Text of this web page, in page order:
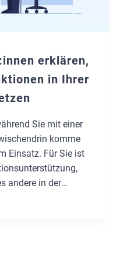
erklären,
in Ihrer
Sie mit einer
komme
Einsatz. Für Sie ist
andere in der